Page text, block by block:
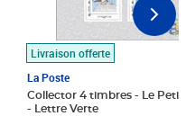
Livraison offerte
La Poste
Collector 4 timbres - Le Petit
- Lettre Verte